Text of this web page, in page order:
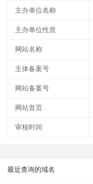
主办单位名称
主办单位性质
网站名称
主体备案号
网站备案号
网站首页
审核时间
最近查询的域名